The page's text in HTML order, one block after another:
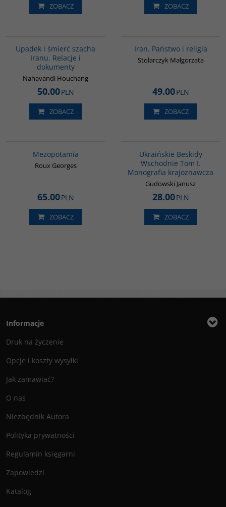
ZOBACZ ZOBACZ
Upadek i śmierć szacha
Iranu. Relacje i
dokumenty
Nahavandi Houchang
50.00PLN
ZOBACZ
Iran. Państwo i religia
Stolarczyk Małgorzata
49.00PLN
ZOBACZ
Mezopotamia
Roux Georges
65.00PLN
ZOBACZ
Ukraińskie Beskidy
Wschodnie Tom I.
Monografia krajoznawcza
Gudowski Janusz
28.00PLN
ZOBACZ
Informacje
Druk na życzenie
Opcje i koszty wysyłki
Jak zamawiać?
O nas
Niezbędnik Autora
Polityka prywatności
Regulamin księgarni
Zapowiedzi
Katalog